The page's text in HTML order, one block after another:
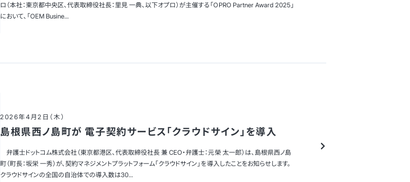
ロ（本社：東京都中央区、代表取締役社長：里見 一典、以下オプロ）が主催する「OPRO Partner Award 2025」
において、「OEM Busine...
2026年4月2日（木）
島根県西ノ島町が 電子契約サービス「クラウドサイン」を導入
弁護士ドットコム株式会社（東京都港区、代表取締役社長 兼 CEO・弁護士：元榮 太一郎）は、島根県西ノ島
町（町長：坂栄 一秀）が、契約マネジメントプラットフォーム「クラウドサイン」を導入したことをお知らせします。
クラウドサインの全国の自治体での導入数は30...